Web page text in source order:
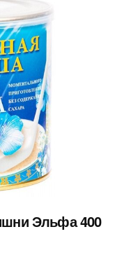
Эльфа 400